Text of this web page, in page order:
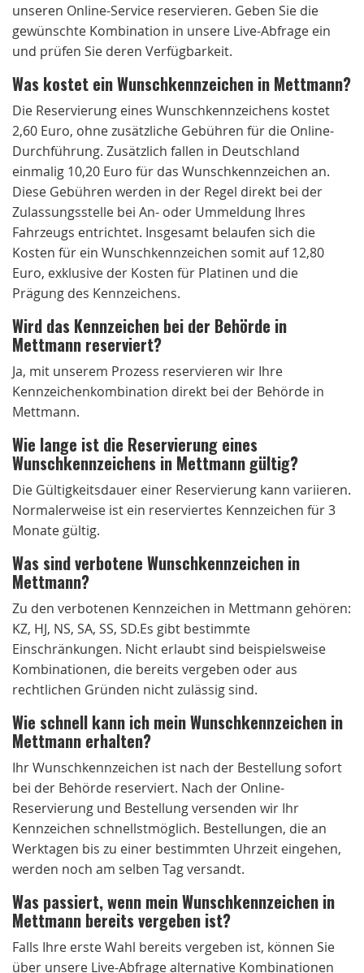
unseren Online-Service reservieren. Geben Sie die
gewünschte Kombination in unsere Live-Abfrage ein
und prüfen Sie deren Verfügbarkeit.
Was kostet ein Wunschkennzeichen in Mettmann?
Die Reservierung eines Wunschkennzeichens kostet
2,60 Euro, ohne zusätzliche Gebühren für die Online-
Durchführung. Zusätzlich fallen in Deutschland
einmalig 10,20 Euro für das Wunschkennzeichen an.
Diese Gebühren werden in der Regel direkt bei der
Zulassungsstelle bei An- oder Ummeldung Ihres
Fahrzeugs entrichtet. Insgesamt belaufen sich die
Kosten für ein Wunschkennzeichen somit auf 12,80
Euro, exklusive der Kosten für Platinen und die
Prägung des Kennzeichens.
Wird das Kennzeichen bei der Behörde in
Mettmann reserviert?
Ja, mit unserem Prozess reservieren wir Ihre
Kennzeichenkombination direkt bei der Behörde in
Mettmann.
Wie lange ist die Reservierung eines
Wunschkennzeichens in Mettmann gültig?
Die Gültigkeitsdauer einer Reservierung kann variieren.
Normalerweise ist ein reserviertes Kennzeichen für 3
Monate gültig.
Was sind verbotene Wunschkennzeichen in
Mettmann?
Zu den verbotenen Kennzeichen in Mettmann gehören:
KZ, HJ, NS, SA, SS, SD.Es gibt bestimmte
Einschränkungen. Nicht erlaubt sind beispielsweise
Kombinationen, die bereits vergeben oder aus
rechtlichen Gründen nicht zulässig sind.
Wie schnell kann ich mein Wunschkennzeichen in
Mettmann erhalten?
Ihr Wunschkennzeichen ist nach der Bestellung sofort
bei der Behörde reserviert. Nach der Online-
Reservierung und Bestellung versenden wir Ihr
Kennzeichen schnellstmöglich. Bestellungen, die an
Werktagen bis zu einer bestimmten Uhrzeit eingehen,
werden noch am selben Tag versandt.
Was passiert, wenn mein Wunschkennzeichen in
Mettmann bereits vergeben ist?
Falls Ihre erste Wahl bereits vergeben ist, können Sie
über unsere Live-Abfrage alternative Kombinationen